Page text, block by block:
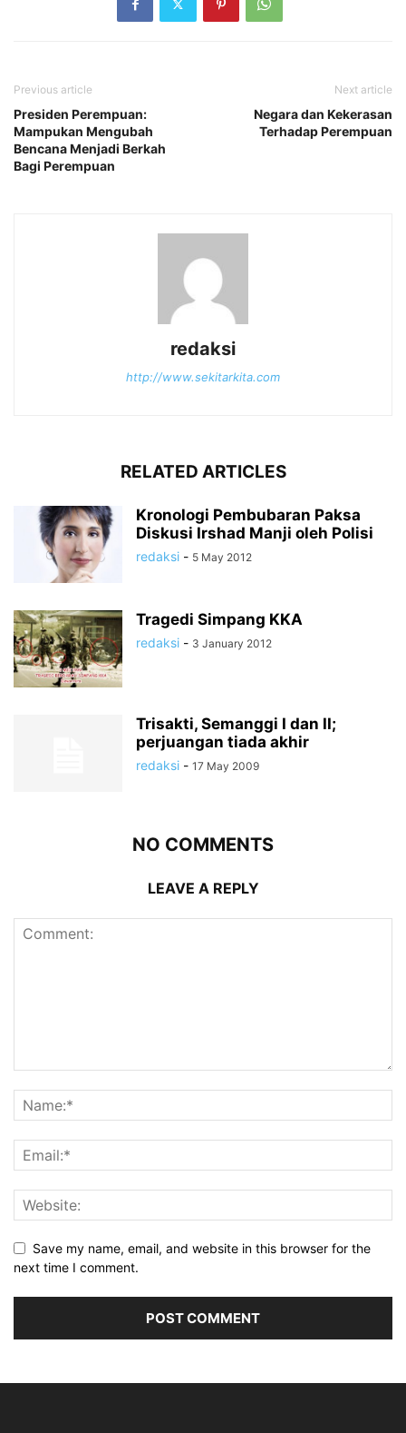
Previous article
Presiden Perempuan:
Mampukan Mengubah
Bencana Menjadi Berkah
Bagi Perempuan
Next article
Negara dan Kekerasan
Terhadap Perempuan
redaksi
http://www.sekitarkita.com
RELATED ARTICLES
Kronologi Pembubaran Paksa
Diskusi Irshad Manji oleh Polisi
redaksi - 5 May 2012
Tragedi Simpang KKA
redaksi - 3 January 2012
Trisakti, Semanggi I dan II;
perjuangan tiada akhir
redaksi - 17 May 2009
NO COMMENTS
LEAVE A REPLY
Save my name, email, and website in this browser for the
next time I comment.